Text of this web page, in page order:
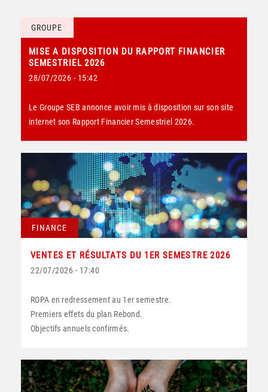
GROUPE
MISE A DISPOSITION DU RAPPORT FINANCIER
SEMESTRIEL 2026
28/07/2026 - 15:42
Le Groupe SEB annonce avoir mis à disposition sur son site
internet son Rapport Financier Semestriel 2026.
FINANCE
VENTES ET RÉSULTATS DU 1ER SEMESTRE 2026
22/07/2026 - 17:40
ROPA en redressement au 1er semestre.
Premiers effets du plan Rebond.
Objectifs annuels confirmés.